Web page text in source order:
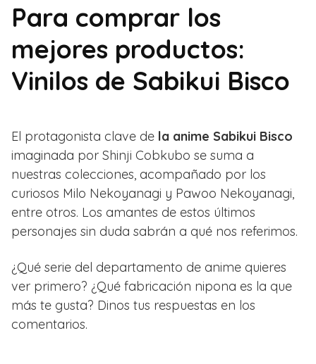
Para comprar los
mejores productos:
Vinilos de Sabikui Bisco
El protagonista clave de la anime Sabikui Bisco
imaginada por Shinji Cobkubo se suma a
nuestras colecciones, acompañado por los
curiosos Milo Nekoyanagi y Pawoo Nekoyanagi,
entre otros. Los amantes de estos últimos
personajes sin duda sabrán a qué nos referimos.
¿Qué serie del departamento de anime quieres
ver primero? ¿Qué fabricación nipona es la que
más te gusta? Dinos tus respuestas en los
comentarios.